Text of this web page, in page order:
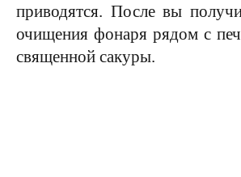
приводятся. После вы
очищения фонаря рядом с
священной сакуры.